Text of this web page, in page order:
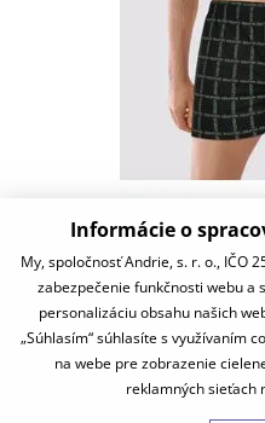
Informácie o
My, spoločnosť Andrie, s. r. o., IČO
zabezpečenie funkčnosti webu a
personalizáciu obsahu našich
„Súhlasím“ súhlasíte s využívaním
na webe pre zobrazenie
reklamných sieťach